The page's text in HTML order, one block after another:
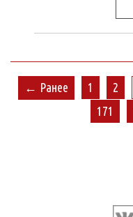
← Ранее 1 2
171